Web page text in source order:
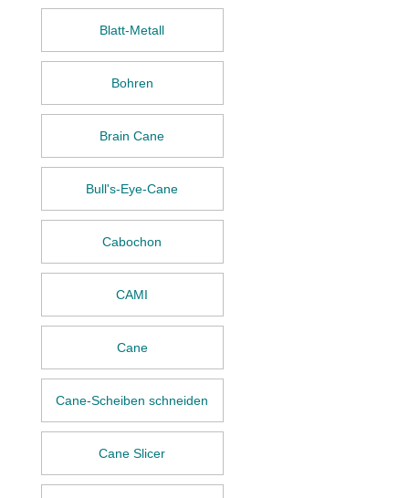
Blatt-Metall
Bohren
Brain Cane
Bull's-Eye-Cane
Cabochon
CAMI
Cane
Cane-Scheiben schneiden
Cane Slicer